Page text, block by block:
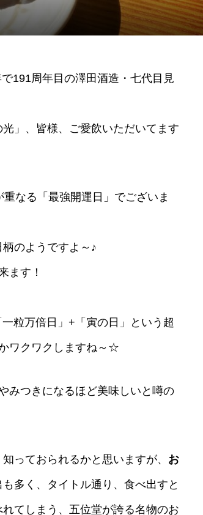
191周年目の澤田酒造・七代目見
」、皆様、ご愛飲いただいてます
なる「最強開運日」でございま
のようですよ～♪
ます！
粒万倍日」+「寅の日」という超
ワクワクしますね～☆
みつきになるほど美味しいと噂の
っておられるかと思いますが、 お
多く、タイトル通り、食べ出すと
てしまう、五位堂が誇る名物のお
香芝市商工会女性部設立総会が開かれま
した！